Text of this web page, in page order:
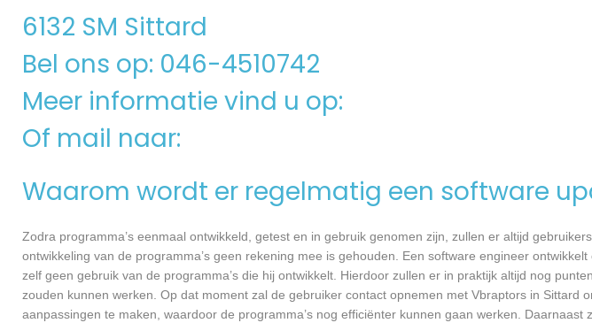
6132 SM Sittard
Bel ons op: 046-4510742
Meer informatie vind u op:
Of mail naar:
Waarom wordt er regelmatig een software
Zodra programma’s eenmaal ontwikkeld, getest en in gebruik genomen zijn, zullen er altijd
ontwikkeling van de programma’s geen rekening mee is gehouden. Een software engineer
zelf geen gebruik van de programma’s die hij ontwikkelt. Hierdoor zullen er in praktijk altijd nog
zouden kunnen werken. Op dat moment zal de gebruiker contact opnemen met Vbraptors in Sittard
aanpassingen te maken, waardoor de programma’s nog efficiënter kunnen gaan werken. Daarnaast